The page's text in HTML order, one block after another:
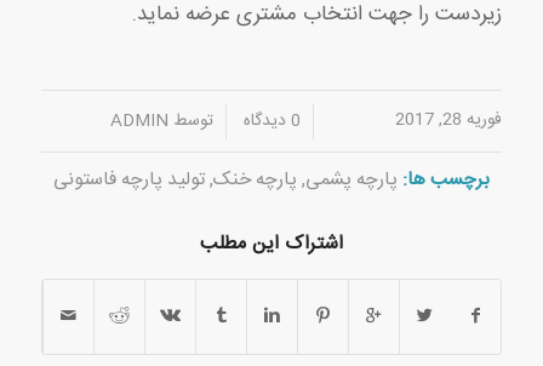
زیردست را جهت انتخاب مشتری عرضه نماید.
فوریه 28, 2017 0 دیدگاه/ توسط ADMIN
برچسب ها: پارچه پشمی, پارچه خنک,تولید پارچه فاستونی
اشتراک این مطلب